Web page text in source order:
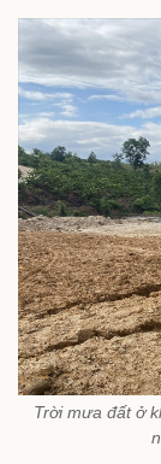
Trời mưa đất ở